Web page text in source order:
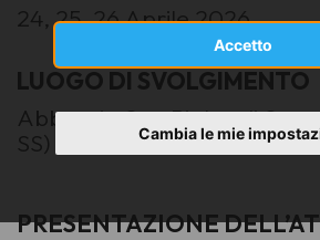
Accetto
Cambia le mie
24, 25, 26 Aprile 2026
LUOGO DI SVOLGIMENTO
Abbazzia San Pietro di
SS)
PRESENTAZIONE